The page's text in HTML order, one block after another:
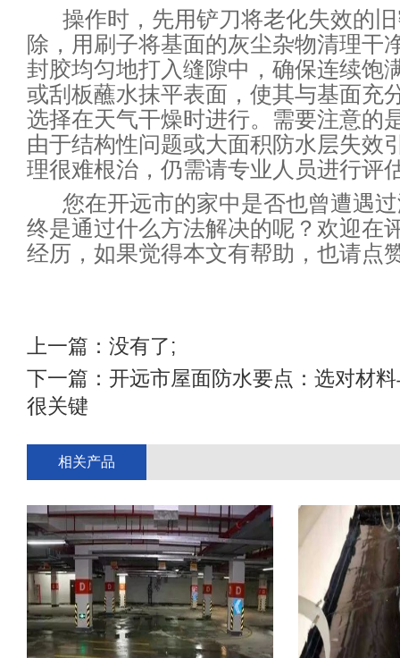
操作时，先用铲刀将老化失效的
除，用刷子将基面的灰尘杂物清理干
封胶均匀地打入缝隙中，确保连续饱
或刮板蘸水抹平表面，使其与基面充
选择在天气干燥时进行。需要注意的
由于结构性问题或大面积防水层失效
理很难根治，仍需请专业人员进行评
您在开远市的家中是否也曾遭遇
终是通过什么方法解决的呢？欢迎在
经历，如果觉得本文有帮助，也请点
上一篇：没有了;
下一篇： 开远市屋面防水要点：选对材
很关键
相关产品